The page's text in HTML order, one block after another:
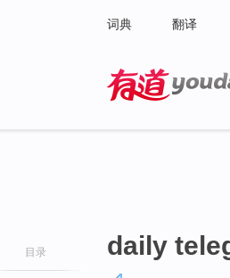
词典 翻译
目录 daily